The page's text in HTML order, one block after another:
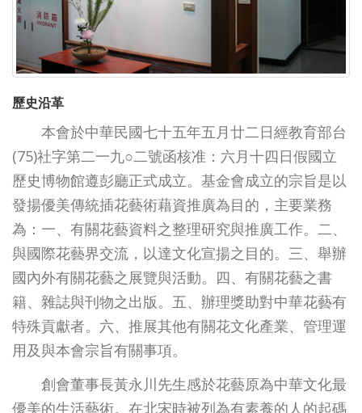
歷史沿革
本會於中華民國七十五年五月廿二日經教育部台
(75)社字第二一九○二號函核准：六月十四日假國立
歷史博物館遵彭廳正式成立。基金會成立的宗旨是以
發揚優美傳統插花藝術藉資推廣為目的，主要業務
為：一、有關花藝資料之整理研究與推廣工作。二、
與國際花藝界交流，以達文化宣揚之目的。三、舉辦
國內外有關花藝之展覽與活動。四、有關花藝之書
籍、雜誌與刊物之出版。五、辦理獎助對中華花藝有
特殊貢獻者。六、推展其他有關花文化產業、管理運
用及與本會宗旨有關事項。
創會董事長黃永川先生感於花藝原為中華文化最
優美的生活藝術。在北宋時被列為有素養的人的起碼